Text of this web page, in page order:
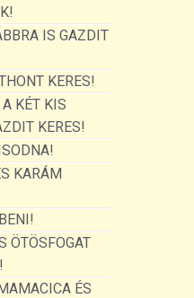
IS GAZDIT
KERES!
A KÉT KIS
KERES!
KARÁM
ÖTÖSFOGAT
ÉS